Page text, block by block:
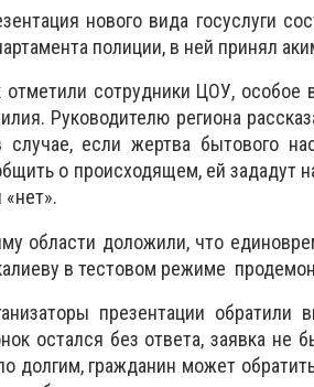
нового вида госуслуги
полиции, в ней принял
отметили сотрудники ЦОУ, особое
Руководителю региона
случае, если жертва бытового
о происходящем, ей зададут
«нет».
области доложили, что
в тестовом режиме
презентации
остался без ответа, заявка не
долгим, гражданин может